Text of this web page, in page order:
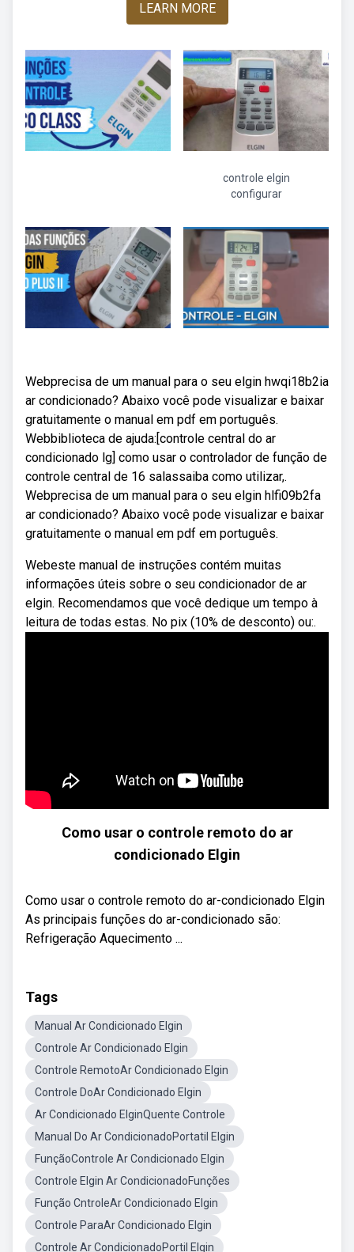
LEARN MORE
controle elgin
configurar
Webprecisa de um manual para o seu elgin hwqi18b2ia
ar condicionado? Abaixo você pode visualizar e baixar
gratuitamente o manual em pdf em português.
Webbiblioteca de ajuda:[controle central do ar
condicionado lg] como usar o controlador de função de
controle central de 16 salassaiba como utilizar,.
Webprecisa de um manual para o seu elgin hlfi09b2fa
ar condicionado? Abaixo você pode visualizar e baixar
gratuitamente o manual em pdf em português.
Webeste manual de instruções contém muitas
informações úteis sobre o seu condicionador de ar
elgin. Recomendamos que você dedique um tempo à
leitura de todas estas. No pix (10% de desconto) ou:.
Como usar o controle remoto do ar
condicionado Elgin
Como usar o controle remoto do ar-condicionado Elgin
As principais funções do ar-condicionado são:
Refrigeração Aquecimento ...
Tags
Manual Ar Condicionado Elgin
Controle Ar Condicionado Elgin
Controle RemotoAr Condicionado Elgin
Controle DoAr Condicionado Elgin
Ar Condicionado ElginQuente Controle
Manual Do Ar CondicionadoPortatil Elgin
FunçãoControle Ar Condicionado Elgin
Controle Elgin Ar CondicionadoFunções
Função CntroleAr Condicionado Elgin
Controle ParaAr Condicionado Elgin
Controle Ar CondicionadoPortil Elgin